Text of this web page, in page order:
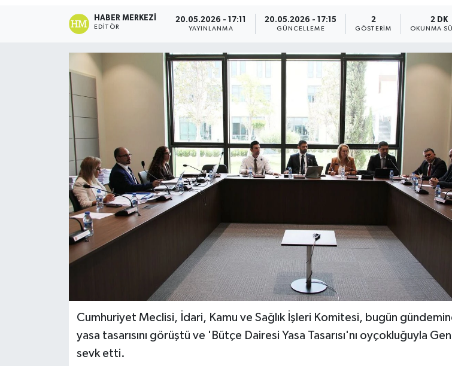
HABER MERKEZI
EDITÖR
20.05.2026 - 17:11
YAYINLANMA
20.05.2026 - 17:15
GÜNCELLEME
2
GÖSTERIM
2 DK
OKUNMA
Cumhuriyet Meclisi, İdari, Kamu ve Sağlık İşleri Komitesi, bugün
yasa tasarısını görüştü ve 'Bütçe Dairesi Yasa Tasarısı'nı oyçokluğuyla
sevk etti.
ESENTEPE
GAZİMAĞUSA
GÜNDEM
GÜNEY KIBRIS
İÇ HABERLER
KÜLTÜR SANAT
MAGAZİN
Nöbetçi Eczaneler
ÖZEL HABER